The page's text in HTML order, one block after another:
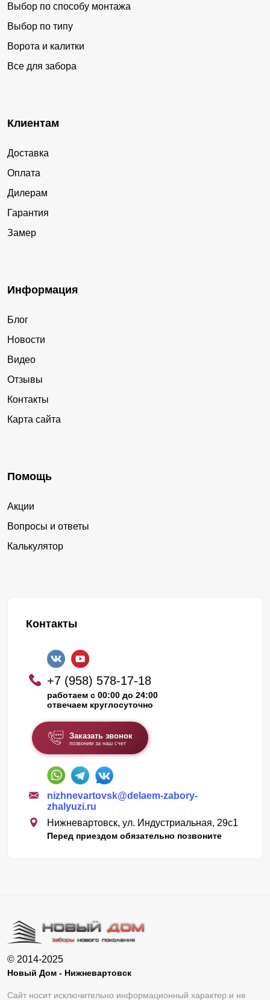
Выбор по способу монтажа
Выбор по типу
Ворота и калитки
Все для забора
Клиентам
Доставка
Оплата
Дилерам
Гарантия
Замер
Информация
Блог
Новости
Видео
Отзывы
Контакты
Карта сайта
Помощь
Акции
Вопросы и ответы
Калькулятор
Контакты
+7 (958) 578-17-18
работаем с 00:00 до 24:00
отвечаем круглосуточно
Заказать звонок
позвоним за наш счет
nizhnevartovsk@delaem-zabory-
zhalyuzi.ru
Нижневартовск, ул. Индустриальная, 29с1
Перед приездом обязательно позвоните
© 2014-2025
Новый Дом - Нижневартовск
Сайт носит исключительно информационный характер и не